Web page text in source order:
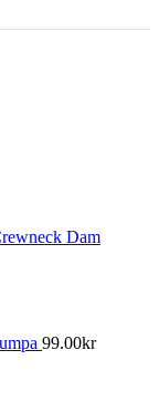
Dam
99.00kr